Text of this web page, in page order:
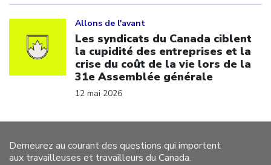
Allons de l'avant
Les syndicats du Canada ciblent
la cupidité des entreprises et la
crise du coût de la vie lors de la
31e Assemblée générale
12 mai 2026
Demeurez au courant des questions qui importent
aux travailleuses et travailleurs du Canada.